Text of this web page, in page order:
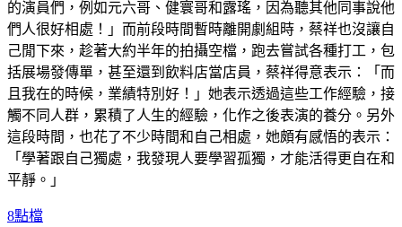
來劇組也多了很多新演員，她開心表示：「很想認識當時新進
的演員們，例如元六哥、健寰哥和露瑤，因為聽其他同事說他
們人很好相處！」而前段時間暫時離開劇組時，蔡祥也沒讓自
己閒下來，趁著大約半年的拍攝空檔，跑去嘗試各種打工，包
括展場發傳單，甚至還到飲料店當店員，蔡祥得意表示：「而
且我在的時候，業績特別好！」她表示透過這些工作經驗，接
觸不同人群，累積了人生的經驗，化作之後表演的養分。另外
這段時間，也花了不少時間和自己相處，她頗有感悟的表示：
「學著跟自己獨處，我發現人要學習孤獨，才能活得更自在和